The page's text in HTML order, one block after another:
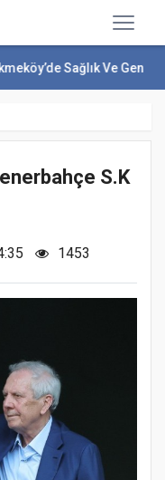
Ve Gençlik Yatırımları
S.K
1453